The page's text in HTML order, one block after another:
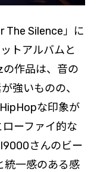
The Silence」に
トアルバムと
作品は、音の
強いものの、
な印象が
ーファイ的な
さんのビー
統一感のある感